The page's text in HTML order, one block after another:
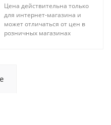
Цена действительна только
для интернет-магазина и
может отличаться от цен в
розничных магазинах